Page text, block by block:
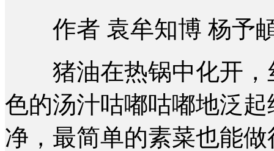
作者 袁牟知博 杨予
猪油在热锅中化开，
色的汤汁咕嘟咕嘟地泛
净，最简单的素菜也能